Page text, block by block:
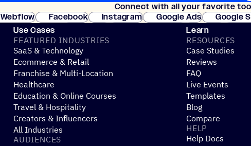
Connect with all your favorite
Webflow Facebook Instagram Google Ads Google
Stripe
Use Cases
FEATURED INDUSTRIES
SaaS & Technology
Ecommerce & Retail
Franchise & Multi-Location
Healthcare
Education & Online Courses
Travel & Hospitality
Creators & Influencers
All Industries
AUDIENCES
Learn
RESOURCES
Case Studies
Reviews
FAQ
Live Events
Templates
Blog
Compare
HELP
Help Docs